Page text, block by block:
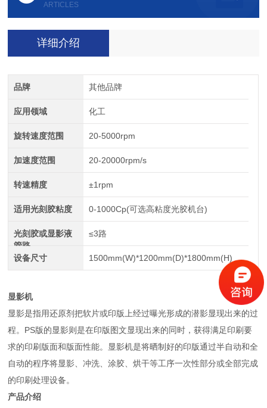
ARTICLES
详细介绍
品牌 其他品牌
应用领域 化工
旋转速度范围 20-5000rpm
加速度范围 20-20000rpm/s
转速精度 ±1rpm
适用光刻胶粘度 0-1000Cp(可选高粘度光胶机台)
光刻胶或显影液
管路
≤3路
设备尺寸 1500mm(W)*1200mm(D)*1800mm(H)
显影机
显影是指用还原剂把软片或印版上经过曝光形成的潜影显现出来的过
程。PS版的显影则是在印版图文显现出来的同时，获得满足印刷要
求的印刷版面和版面性能。显影机是将晒制好的印版通过半自动和全
自动的程序将显影、冲洗、涂胶、烘干等工序一次性部分或全部完成
的印刷处理设备。
产品介绍